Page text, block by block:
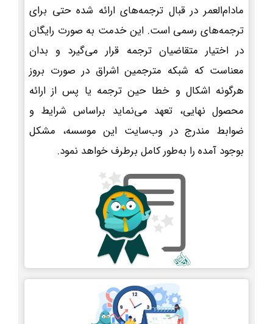
مادام‌العمر در قبال ترجمه‌های ارائه شده حتی برای
ترجمه‌های رسمی است. این خدمت به صورت رایگان
در اختیار متقاضیان ترجمه قرار می‌گیرد و بدان
معناست که شبکه مترجمین اشراق در صورت بروز
هرگونه اشکال و خطا حین ترجمه یا پس از ارائه
محصول نهایی، تعهد می‌نماید براساس شرایط و
ضوابط مندرج در وب‌سایت این موسسه، مشکل
بوجود آمده را به‌طور کامل برطرف خواهد نمود.